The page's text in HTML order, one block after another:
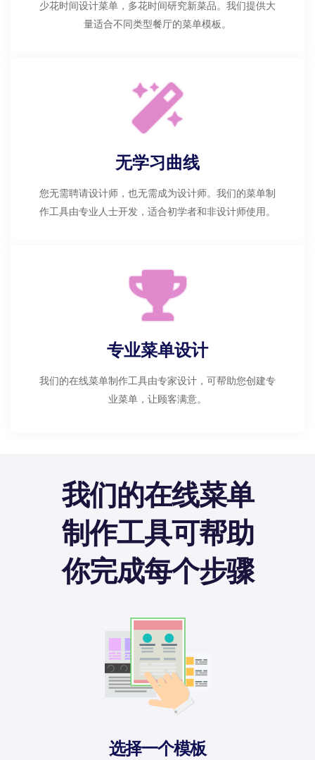
少花时间设计菜单，多花时间研究新菜品。我们提供大
量适合不同类型餐厅的菜单模板。
无学习曲线
您无需聘请设计师，也无需成为设计师。我们的菜单制
作工具由专业人士开发，适合初学者和非设计师使用。
专业菜单设计
我们的在线菜单制作工具由专家设计，可帮助您创建专
业菜单，让顾客满意。
我们的在线菜单
制作工具可帮助
你完成每个步骤
选择一个模板